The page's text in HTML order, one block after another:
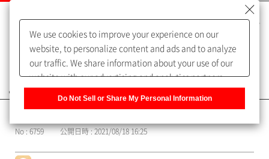
よくあるご質問（FAQ）
No : 6759 公開日時 : 2021/08/18 16:25
We use cookies to improve your experience on our
website, to personalize content and ads and to analyze
our traffic. We share information about your use of our
website with our advertising and analytics partners,
of our sharing information about you with our partners.
Do Not Sell or Share My Personal Information